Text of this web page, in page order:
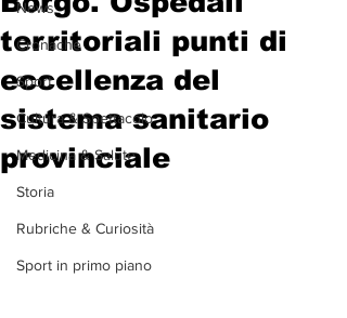
News
Cronache
Sport
Cultura & Spettacolo
Medicina & Salute
Storia
Rubriche & Curiosità
Sport in primo piano
territoriali punti di
eccellenza del
sistema sanitario
provinciale